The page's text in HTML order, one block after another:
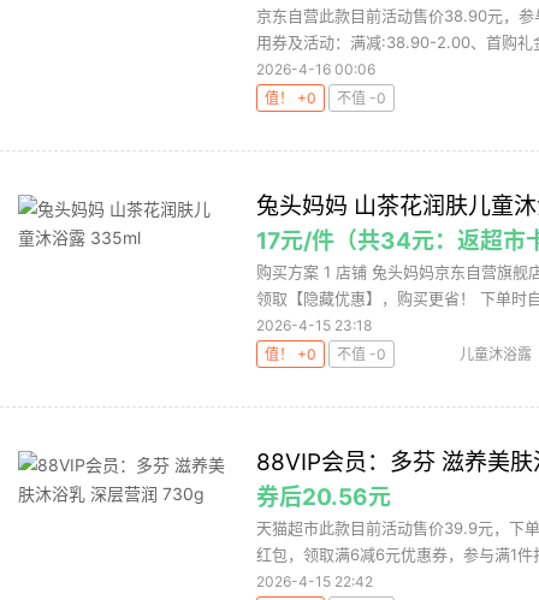
京东自营此款目前活动售价38.90元，
用券及活动：满减:38.90-2.00、首购礼
2026-4-16 00:06
值！ +0
不值 -0
兔头妈妈 山茶花润肤儿童
17元/件（共34元：返超市
购买方案 1 店铺 兔头妈妈京东自营旗
领取【隐藏优惠】，购买更省！ 下单时
2026-4-15 23:18
值！ +0
不值 -0
儿童沐浴露
88VIP会员：多芬 滋养美
券后20.56元
天猫超市此款目前活动售价39.9元，下
红包，领取满6减6元优惠券，参与满1
2026-4-15 22:42